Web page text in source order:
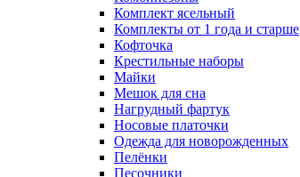
Комплект ясельный
Комплекты от 1 года и старше
Кофточка
Крестильные наборы
Майки
Мешок для сна
Нагрудный фартук
Носовые платочки
Одежда для новорожденных
Пелёнки
Песочники